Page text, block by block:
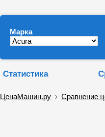
Марка
Статистика
ЦенаМашин.ру › Сравнение